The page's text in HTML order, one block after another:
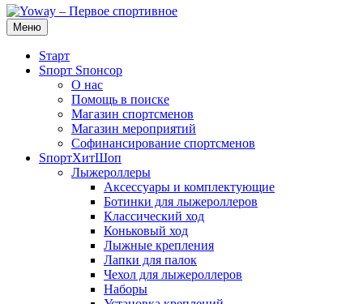
Меню
Sтарт
Sпорт Sпонсор
О нас
Помощь в поиске
Магазин спортсменов
Магазин мероприятий
Софинансирование спортсменов
SпортХитШоп
Лыжероллеры
Аксессуары и комплектующие
Ботинки для лыжероллеров
Классический ход
Коньковый ход
Лыжные крепления
Лапки для палок
Чехол для лыжероллеров
Наборы